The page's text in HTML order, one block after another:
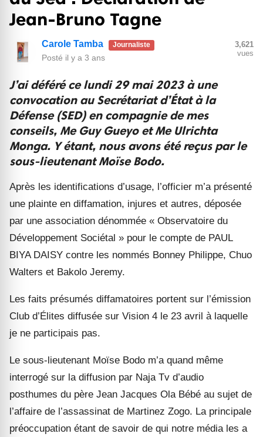
Jean-Bruno Tagne
Carole Tamba Journaliste
Posté il y a 3 ans
3,621
vues
J’ai déféré ce lundi 29 mai 2023 à une
convocation au Secrétariat d’État à la
Défense (SED) en compagnie de mes
conseils, Me Guy Gueyo et Me Ulrichta
Monga. Y étant, nous avons été reçus par le
sous-lieutenant Moïse Bodo.
Après les identifications d’usage, l ’officier m’a présenté
une plainte en diffamation, injures et autres, déposée
par une association dénommée « Observatoire du
Développement Sociétal » pour le compte de PAUL
BIYA DAISY contre les nommés Bonney Philippe, Chuo
Walters et Bakolo Jeremy.
Les faits présumés diffamatoires portent sur l ’émission
Club d’ Élites diffusée sur Vision 4 le 23 avril à laquelle
je ne participais pas.
Le sous-lieutenant Moïse Bodo m’a quand même
interrogé sur la diffusion par Naja Tv d’audio
posthumes du père Jean Jacques Ola Bébé au sujet de
’affaire de l ’assassinat de Martinez Zogo. La principale
préoccupation étant de savoir de qui notre média les a